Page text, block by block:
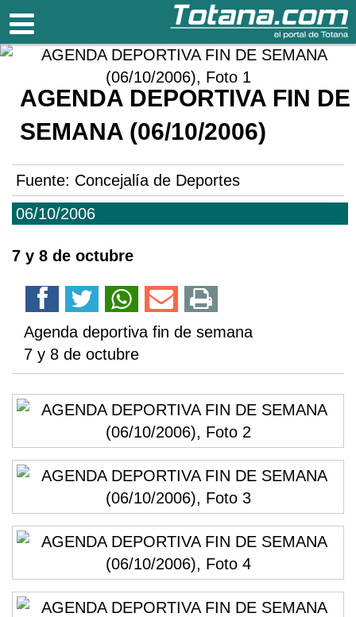
Totana.com
06/10/2006
AGENDA DEPORTIVA FIN DE
SEMANA (06/10/2006)
Fuente: Concejalía de Deportes
7 y 8 de octubre
Agenda deportiva fin de semana
7 y 8 de octubre